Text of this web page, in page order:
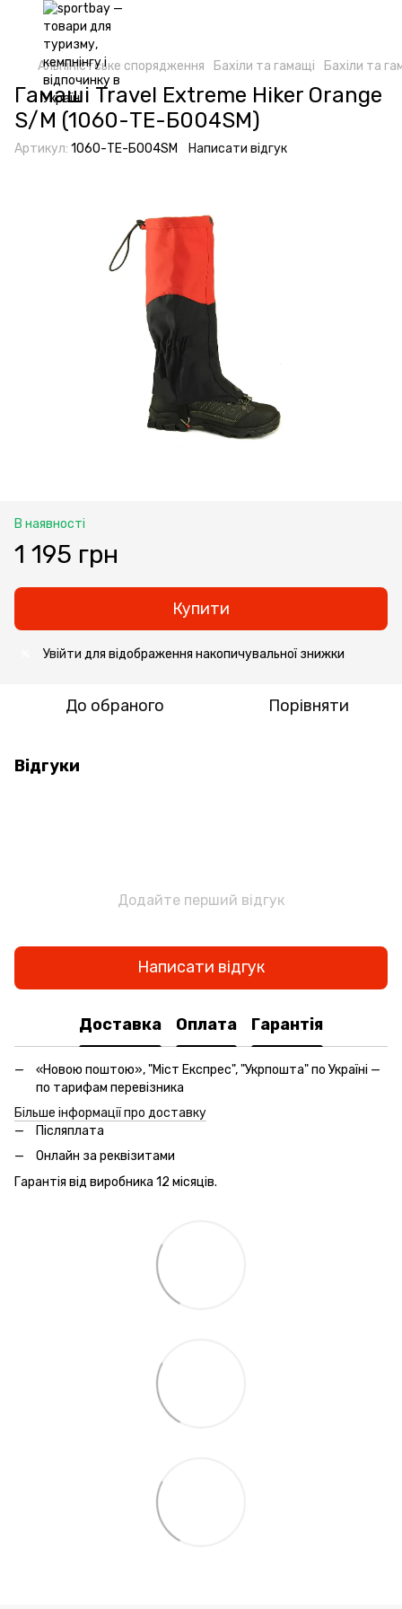
Альпіністське спорядження Бахіли та гамащі Бахіли та
Гамаші Travel Extreme Hiker Orange
S/M (1060-ТЕ-Б004SM)
Артикул: 1060-ТE-Б004SM Написати відгук
В наявності
1 195 грн
Купити
Увійти для відображення накопичувальної знижки
До обраного Порівняти
Відгуки
Додайте перший відгук
Написати відгук
Доставка Оплата Гарантія
«Новою поштою», "Міст Експрес", "Укрпошта" по Україні —
по тарифам перевізника
Більше інформації про доставку
Післяплата
Онлайн за реквізитами
Гарантія від виробника 12 місяців.